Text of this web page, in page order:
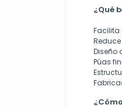
¿Qué
Facilita
Diseño
Púas